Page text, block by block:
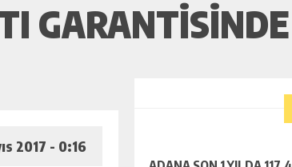
GARANTISINDE
2017 - 0:16